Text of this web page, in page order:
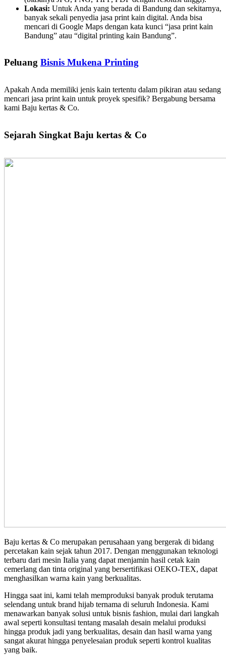
Lokasi: Untuk Anda yang berada di Bandung dan sekitarnya,
banyak sekali penyedia jasa print kain digital. Anda bisa
mencari di Google Maps dengan kata kunci “jasa print kain
Bandung” atau “digital printing kain Bandung”.
Peluang Bisnis Mukena Printing
Apakah Anda memiliki jenis kain tertentu dalam pikiran atau sedang
mencari jasa print kain untuk proyek spesifik? Bergabung bersama
kami Baju kertas & Co.
Sejarah Singkat Baju kertas & Co
Baju kertas & Co merupakan perusahaan yang bergerak di bidang
percetakan kain sejak tahun 2017. Dengan menggunakan teknologi
terbaru dari mesin Italia yang dapat menjamin hasil cetak kain
cemerlang dan tinta original yang bersertifikasi OEKO-TEX, dapat
menghasilkan warna kain yang berkualitas.
Hingga saat ini, kami telah memproduksi banyak produk terutama
selendang untuk brand hijab ternama di seluruh Indonesia. Kami
menawarkan banyak solusi untuk bisnis fashion, mulai dari langkah
awal seperti konsultasi tentang masalah desain melalui produksi
hingga produk jadi yang berkualitas, desain dan hasil warna yang
sangat akurat hingga penyelesaian produk seperti kontrol kualitas
yang baik.